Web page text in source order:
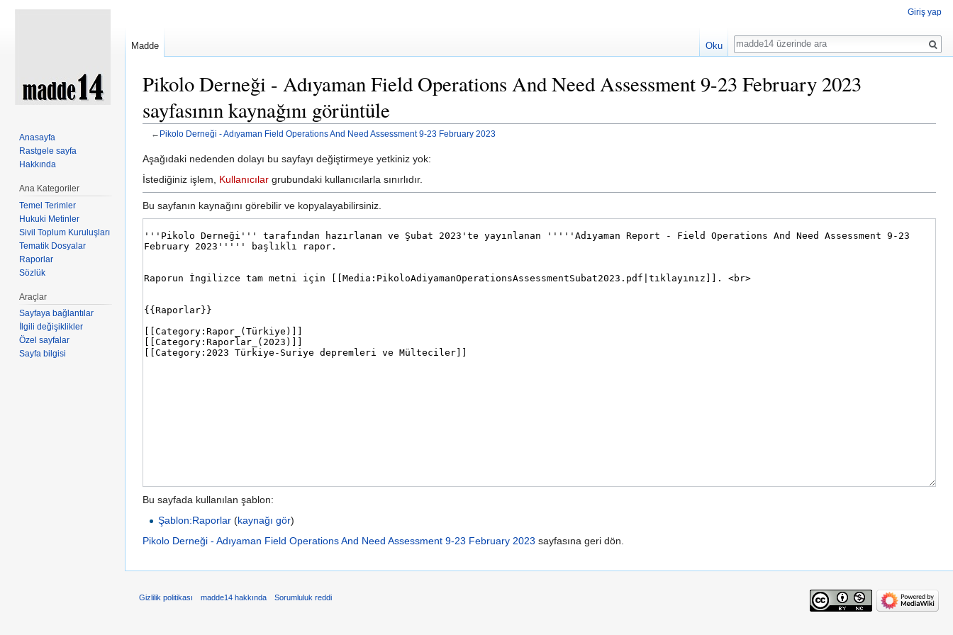
Pikolo Derneği - Adıyaman Field Operations And Need Assessment 9-23 February 2023
sayfasının kaynağını görüntüle
← Pikolo Derneği - Adıyaman Field Operations And Need Assessment 9-23 February 2023
Aşağıdaki nedenden dolayı bu sayfayı değiştirmeye yetkiniz yok:
İstediğiniz işlem, Kullanıcılar grubundaki kullanıcılarla sınırlıdır.
Bu sayfanın kaynağını görebilir ve kopyalayabilirsiniz.
Bu sayfada kullanılan şablon:
Şablon:Raporlar (kaynağı gör)
Pikolo Derneği - Adıyaman Field Operations And Need Assessment 9-23 February 2023 sayfasına geri dön.
Giriş yap
Madde Oku
Ara
Anasayfa
Rastgele sayfa
Hakkında
Ana Kategoriler
Temel Terimler
Hukuki Metinler
Sivil Toplum Kuruluşları
Tematik Dosyalar
Raporlar
Sözlük
Araçlar
Sayfaya bağlantılar
İlgili değişiklikler
Özel sayfalar
Sayfa bilgisi
Gizlilik politikası madde14 hakkında Sorumluluk reddi